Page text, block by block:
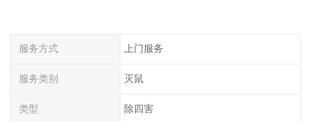
服务方式 上门服务
服务类别 灭鼠
类型 除四害